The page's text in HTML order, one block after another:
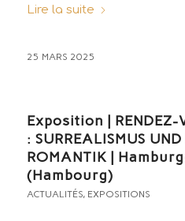
Lire la suite
25 MARS 2025
Exposition | RENDEZ-
: SURREALISMUS
ROMANTIK |
(Hambourg)
ACTUALITÉS, EXPOSITIONS